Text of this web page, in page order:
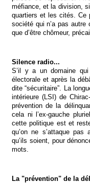
méfiance, et la division,
quartiers et les cités. Ce
société qui n’a pas
que d’être chômeur,
Silence radio...
S’il y a un domaine qui
électorale et après la
dite “sécuritaire”. La
intérieure (LSI) de
prévention de la
cela ni l’ex-gauche
cette politique est et
qu’on ne s’attaque
qu’ils soient, pour
mots.
La "prévention" de la